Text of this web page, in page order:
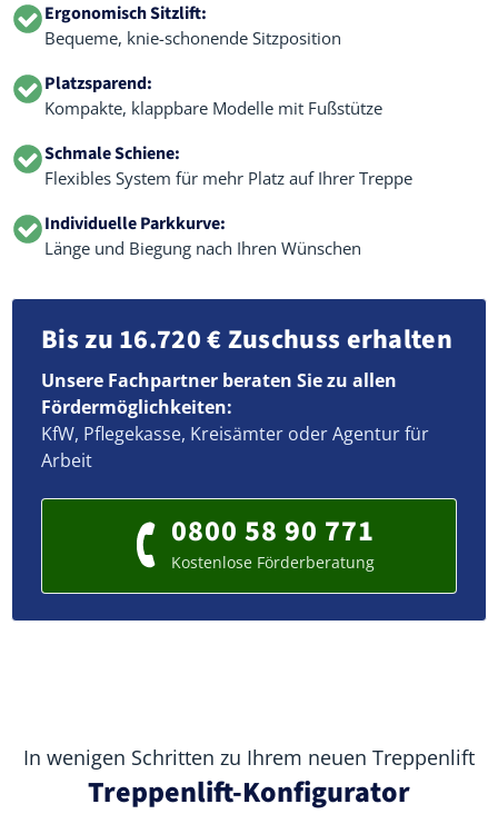
Ergonomisch Sitzlift:
Bequeme, knie-schonende Sitzposition
Platzsparend:
Kompakte, klappbare Modelle mit Fußstütze
Schmale Schiene:
Flexibles System für mehr Platz auf Ihrer Treppe
Individuelle Parkkurve:
Länge und Biegung nach Ihren Wünschen
Bis zu 16.720 € Zuschuss erhalten
Unsere Fachpartner beraten Sie zu allen
Fördermöglichkeiten:
KfW, Pflegekasse, Kreisämter oder Agentur für
Arbeit
0800 58 90 771
Kostenlose Förderberatung
In wenigen Schritten zu Ihrem neuen Treppenlift
Treppenlift-Konfigurator